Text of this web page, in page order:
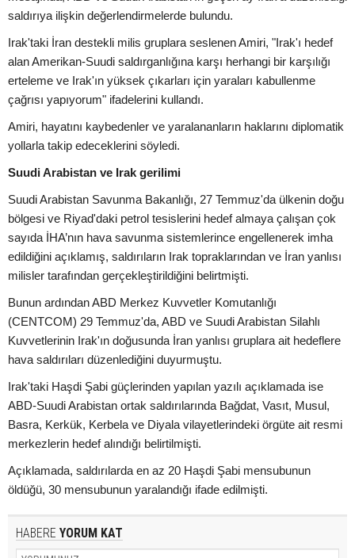
saldırıya ilişkin değerlendirmelerde bulundu.
Irak'taki İran destekli milis gruplara seslenen Amiri, "Irak'ı hedef
alan Amerikan-Suudi saldırganlığına karşı herhangi bir karşılığı
erteleme ve Irak'ın yüksek çıkarları için yaraları kabullenme
çağrısı yapıyorum" ifadelerini kullandı.
Amiri, hayatını kaybedenler ve yaralananların haklarını diplomatik
yollarla takip edeceklerini söyledi.
Suudi Arabistan ve Irak gerilimi
Suudi Arabistan Savunma Bakanlığı, 27 Temmuz'da ülkenin doğu
bölgesi ve Riyad'daki petrol tesislerini hedef almaya çalışan çok
sayıda İHA’nın hava savunma sistemlerince engellenerek imha
edildiğini açıklamış, saldırıların Irak topraklarından ve İran yanlısı
milisler tarafından gerçekleştirildiğini belirtmişti.
Bunun ardından ABD Merkez Kuvvetler Komutanlığı
(CENTCOM) 29 Temmuz'da, ABD ve Suudi Arabistan Silahlı
Kuvvetlerinin Irak'ın doğusunda İran yanlısı gruplara ait hedeflere
hava saldırıları düzenlediğini duyurmuştu.
Irak'taki Haşdi Şabi güçlerinden yapılan yazılı açıklamada ise
ABD-Suudi Arabistan ortak saldırılarında Bağdat, Vasıt, Musul,
Basra, Kerkük, Kerbela ve Diyala vilayetlerindeki örgüte ait resmi
merkezlerin hedef alındığı belirtilmişti.
Açıklamada, saldırılarda en az 20 Haşdi Şabi mensubunun
öldüğü, 30 mensubunun yaralandığı ifade edilmişti.
HABERE YORUM KAT